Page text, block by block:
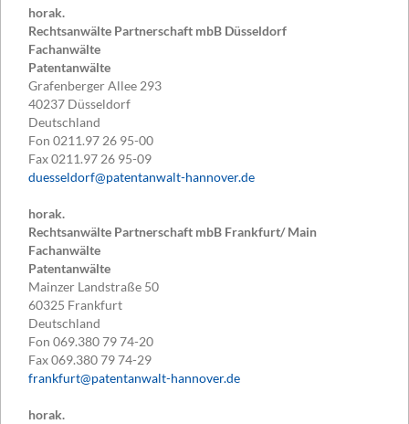
horak.
Rechtsanwälte Partnerschaft mbB Düsseldorf
Fachanwälte
Patentanwälte
Grafenberger Allee 293
40237 Düsseldorf
Deutschland
Fon 0211.97 26 95-00
Fax0211.97 26 95-09
duesseldorf@patentanwalt-hannover.de
horak.
Rechtsanwälte Partnerschaft mbB Frankfurt/ Main
Fachanwälte
Patentanwälte
Mainzer Landstraße 50
60325 Frankfurt
Deutschland
Fon 069.380 79 74-20
Fax069.380 79 74-29
frankfurt@patentanwalt-hannover.de
horak.